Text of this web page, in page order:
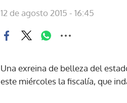
12 de agosto 2015 - 16:45
Una exreina de belleza del
este miércoles la fiscalía, que